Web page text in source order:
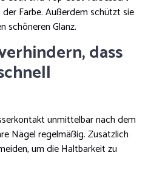
Farbe. Außerdem schützt sie
schöneren Glanz.
dass
unmittelbar nach dem
Nägel regelmäßig. Zusätzlich
um die Haltbarkeit zu